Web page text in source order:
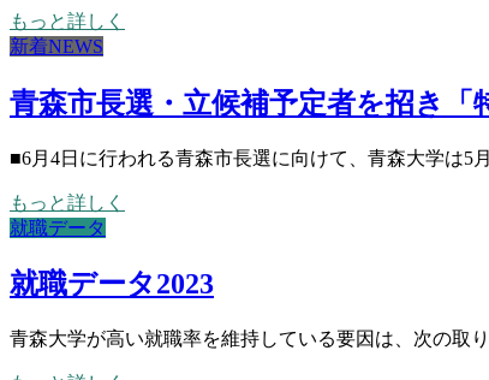
もっと詳しく
新着NEWS
青森市長選・立候補予定者を招き「
■6月4日に行われる青森市長選に向けて、青森大学は
もっと詳しく
就職データ
就職データ2023
青森大学が高い就職率を維持している要因は、次の取